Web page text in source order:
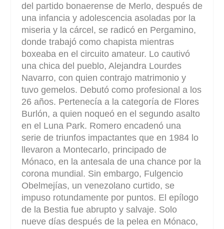
del partido bonaerense de Merlo, después de
una infancia y adolescencia asoladas por la
miseria y la cárcel, se radicó en Pergamino,
donde trabajó como chapista mientras
boxeaba en el circuito amateur. Lo cautivó
una chica del pueblo, Alejandra Lourdes
Navarro, con quien contrajo matrimonio y
tuvo gemelos. Debutó como profesional a los
26 años. Pertenecía a la categoría de Flores
Burlón, a quien noqueó en el segundo asalto
en el Luna Park. Romero encadenó una
serie de triunfos impactantes que en 1984 lo
llevaron a Montecarlo, principado de
Mónaco, en la antesala de una chance por la
corona mundial. Sin embargo, Fulgencio
Obelmejías, un venezolano curtido, se
impuso rotundamente por puntos. El epílogo
de la Bestia fue abrupto y salvaje. Solo
nueve días después de la pelea en Mónaco,